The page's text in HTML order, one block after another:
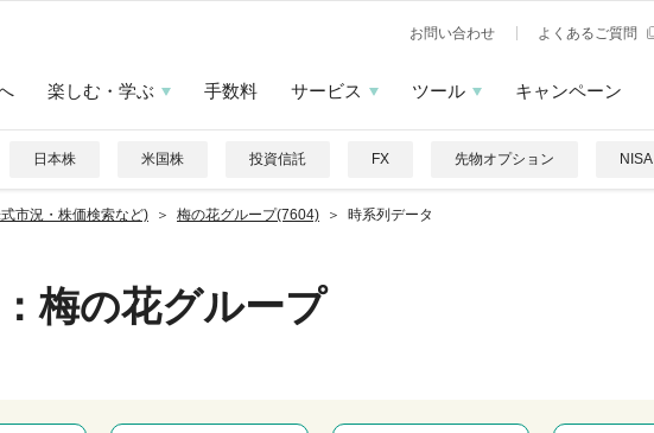
お問い合わせ よくあるご質問
楽しむ・学ぶ 手数料 サービス ツール キャンペーン
日本株 米国株 投資信託 FX 先物オプション NISA
市況・株価検索など) 梅の花グループ(7604) 時系列データ
：梅の花グループ